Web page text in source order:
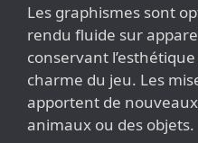
Les graphismes sont
rendu fluide sur
conservant
charme du jeu. Les
apportent de
animaux ou des objets.